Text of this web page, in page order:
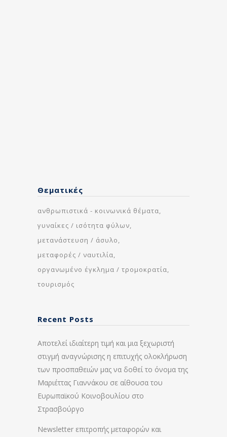
Θεματικές
ανθρωπιστικά - κοινωνικά θέματα
γυναίκες / ισότητα φύλων
μετανάστευση / άσυλο
μεταφορές / ναυτιλία
οργανωμένο έγκλημα / τρομοκρατία
τουρισμός
Recent Posts
Αποτελεί ιδιαίτερη τιμή και μια ξεχωριστή
στιγμή αναγνώρισης η επιτυχής ολοκλήρωση
των προσπαθειών μας να δοθεί το όνομα της
Μαριέττας Γιαννάκου σε αίθουσα του
Ευρωπαϊκού Κοινοβουλίου στο
Στρασβούργο
Newsletter επιτροπής μεταφορών και